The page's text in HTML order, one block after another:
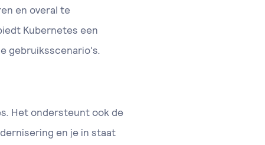
en overal te
Kubernetes een
gebruiksscenario's.
Het ondersteunt ook de
en je in staat